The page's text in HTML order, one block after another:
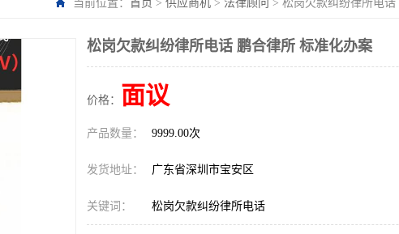
当前位置： 首页 > 供应商机 > 法律顾问 > 松岗欠款纠纷律所电
松岗欠款纠纷律所电话 鹏合律所 标准化办案
价格： 面议
产品数量： 9999.00次
发货地址： 广东省深圳市宝安区
关键词： 松岗欠款纠纷律所电话